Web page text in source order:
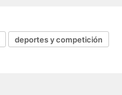
deportes y competición